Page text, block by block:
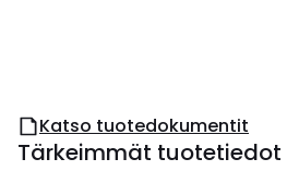
Katso tuotedokumentit
Tärkeimmät tuotetiedot